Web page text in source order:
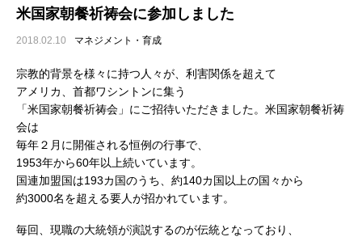
米国家朝餐祈祷会に参加しました
2018.02.10 マネジメント・育成
宗教的背景を様々に持つ人々が、利害関係を超えて
アメリカ、首都ワシントンに集う
「米国家朝餐祈祷会」にご招待いただきました。米国家朝餐祈祷
会は
毎年２月に開催される恒例の行事で、
1953年から60年以上続いています。
国連加盟国は193カ国のうち、約140カ国以上の国々から
約3000名を超える要人が招かれています。
毎回、現職の大統領が演説するのが伝統となっており、